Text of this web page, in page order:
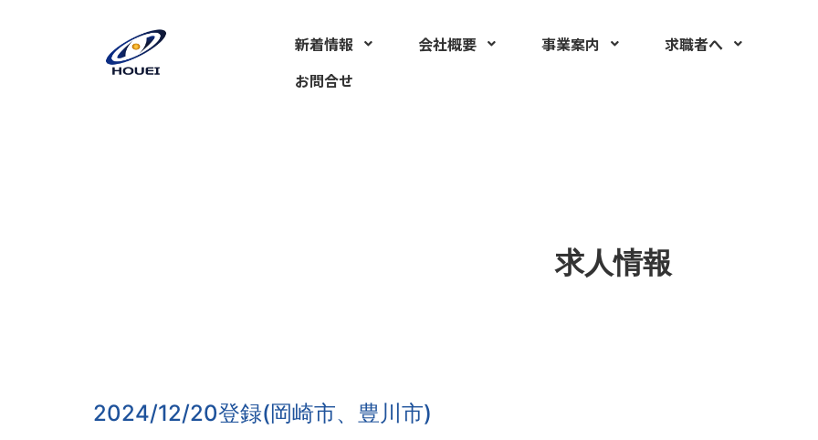
新着情報 会社概要 事業案内
求職者へ
お問合せ
カテゴリー:求人情報
求人情報
2024/12/20登録(岡崎市、豊川市)